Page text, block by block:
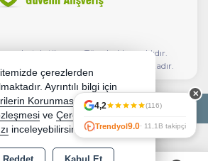
- Tüm hakları saklıdır.
256bit SSL sertifikası ile korunmaktadır.
E-Ticaret ile hazırlanmıştır.
4,2 (116)
Trendyol9.0· 11,1B takipçi
✕
çerezlerden
Ayrıntılı bilgi için
Korunması Kanununu,
ve Çerez
inceleyebilirsiniz.